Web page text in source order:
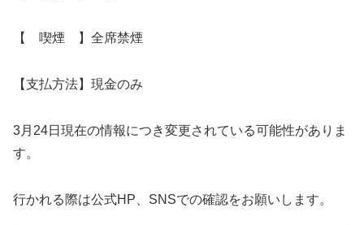
【 喫煙 】全席禁煙
【支払方法】現金のみ
3月24日現在の情報につき変更されている可能性がありま
す。
行かれる際は公式HP、SNSでの確認をお願いします。